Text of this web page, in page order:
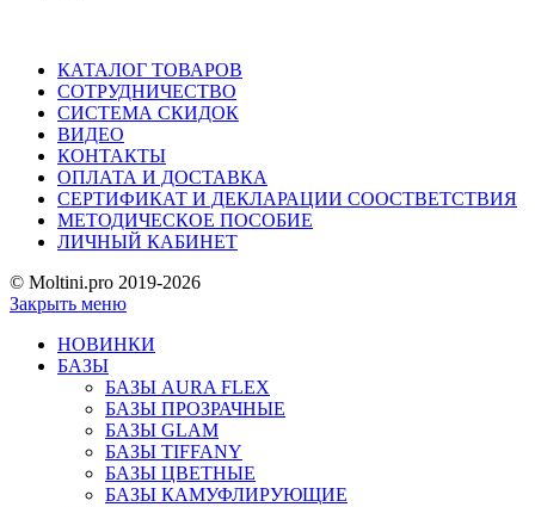
КАТАЛОГ ТОВАРОВ
СОТРУДНИЧЕСТВО
СИСТЕМА СКИДОК
ВИДЕО
КОНТАКТЫ
ОПЛАТА И ДОСТАВКА
СЕРТИФИКАТ И ДЕКЛАРАЦИИ СООСТВЕТСТВИЯ
МЕТОДИЧЕСКОЕ ПОСОБИЕ
ЛИЧНЫЙ КАБИНЕТ
© Moltini.pro 2019-2026
Закрыть меню
НОВИНКИ
БАЗЫ
БАЗЫ AURA FLEX
БАЗЫ ПРОЗРАЧНЫЕ
БАЗЫ GLAM
БАЗЫ TIFFANY
БАЗЫ ЦВЕТНЫЕ
БАЗЫ КАМУФЛИРУЮЩИЕ